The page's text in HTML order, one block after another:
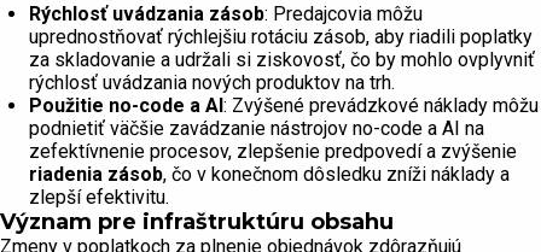
Rýchlosť uvádzania zásob: Predajcovia môžu
uprednostňovať rýchlejšiu rotáciu zásob, aby riadili poplatky
za skladovanie a udržali si ziskovosť, čo by mohlo ovplyvniť
rýchlosť uvádzania nových produktov na trh.
Použitie no-code a AI : Zvýšené prevádzkové náklady môžu
podnietiť väčšie zavádzanie nástrojov no-code a AI na
zefektívnenie procesov, zlepšenie predpovedí a zvýšenie
riadenia zásob, čo v konečnom dôsledku zníži náklady a
zlepší efektivitu.
Význam pre infraštruktúru obsahu
Zmeny v poplatkoch za plnenie objednávok zdôrazňujú